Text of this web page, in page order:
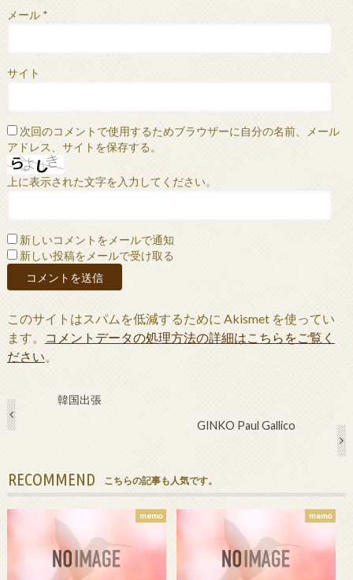
メール *
サイト
次回のコメントで使用するためブラウザーに自分の名前、メール
アドレス、サイトを保存する。
上に表示された文字を入力してください。
新しいコメントをメールで通知
新しい投稿をメールで受け取る
このサイトはスパムを低減するために Akismet を使ってい
ます。
コメントデータの処理方法の詳細はこちらをご覧く
ださい
韓国出張
GINKO Paul Gallico
RECOMMEND こちらの記事も人気です。
memo memo